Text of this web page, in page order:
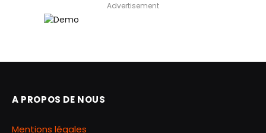
Advertisement
A PROPOS DE NOUS
Mentions légales